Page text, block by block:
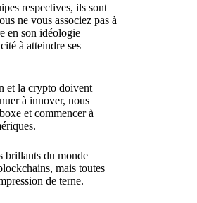
respectives, ils sont
ne vous associez pas à
en son idéologie
à atteindre ses
et la crypto doivent
à innover, nous
et commencer à
brillants du monde
mais toutes
de terne.